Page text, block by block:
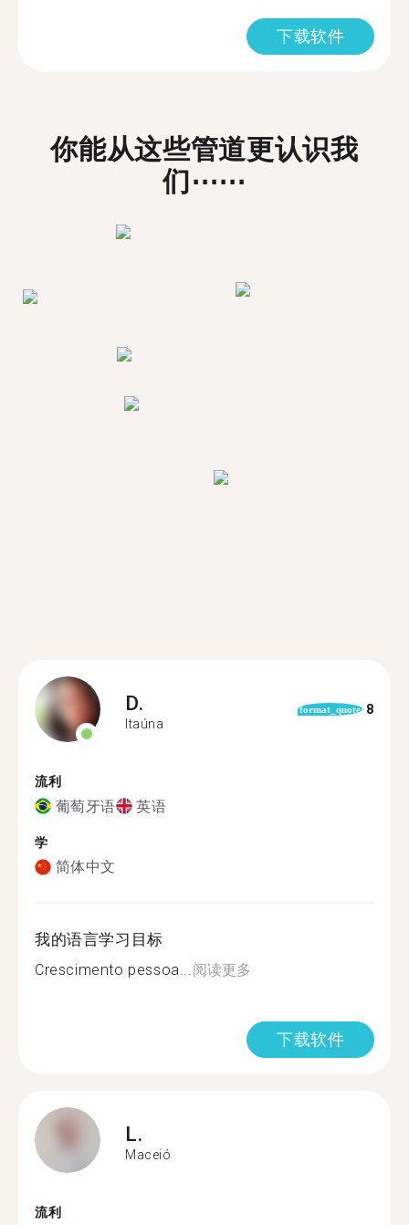
下载软件
你能从这些管道更认识我
们⋯⋯
D.
Itaúna
format_quote 8
流利
葡萄牙语 英语
学
简体中文
我的语言学习目标
Crescimento pessoa...阅读更多
下载软件
L.
Maceió
流利